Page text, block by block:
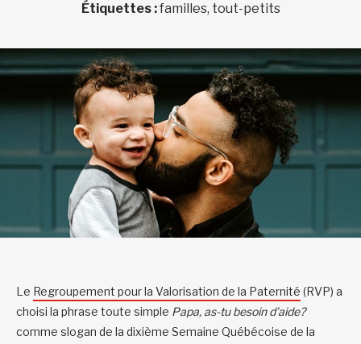
Étiquettes :familles, tout-petits
Le Regroupement pour la Valorisation de la Paternité (RVP) a
choisi la phrase toute simple Papa, as-tu besoin d’aide?
comme slogan de la dixième Semaine Québécoise de la